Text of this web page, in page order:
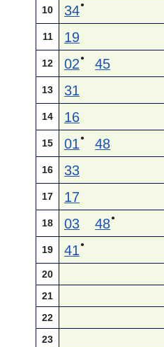
10 34●
11 19
12 02 ● 45
13 31
14 16
15 01 ● 48
16 33
17 17
18 03 48●
19 41 ●
20
21
22
23